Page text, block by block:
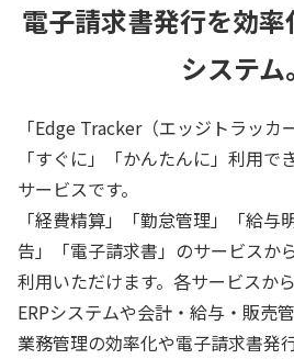
電子請求書発行を効
システム。
「Edge Tracker（エッジトラッカ
「すぐに」「かんたんに」利用
サービスです。
「経費精算」「勤怠管理」「給与
告」「電子請求書」のサービスか
利用いただけます。各サービスか
ERPシステムや会計・給与・販売
業務管理の効率化や電子請求書発